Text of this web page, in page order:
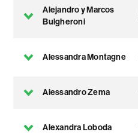
Alejandro y Marcos
Bulgheroni
Alessandra Montagne
Alessandro Zema
Alexandra Loboda